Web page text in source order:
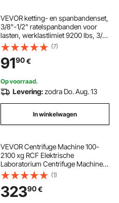
VEVOR ketting- en spanbandenset,
3/8"-1/2" ratelspanbanden voor
lasten, werklastlimiet 9200 lbs, 3/8"
x 10' G80 kettingen met grijphaak,
ratelspanbanden en kettingen voor
vrachtwagens, vastzetten,
transporteren, slepen, set van 2
(7)
9190€
Op voorraad.
Levering:zodra Do. Aug. 13
In winkelwagen
VEVOR Centrifuge Machine 100-
2100 xg RCF Elektrische
Laboratorium Centrifuge Machine
met 1 Rotor voor 2/5/10/15/50 ml
Buiscapaciteit, Instelbaar 500-4000
rpm, Laag Geluidsniveau voor
Laboratorium Experimenten
(1)
32390€